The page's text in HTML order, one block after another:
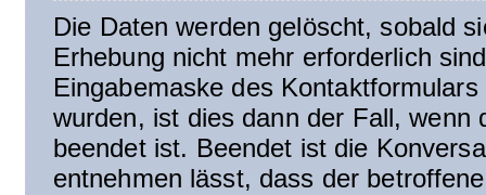
Die Daten werden gelöscht, sobald
Erhebung nicht mehr erforderlich
Eingabemaske des
wurden, ist dies dann der Fall, wenn
beendet ist. Beendet ist die
entnehmen lässt, dass der